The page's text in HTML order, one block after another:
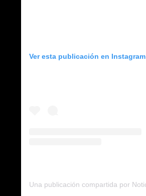
Ver esta publicación en Instagram